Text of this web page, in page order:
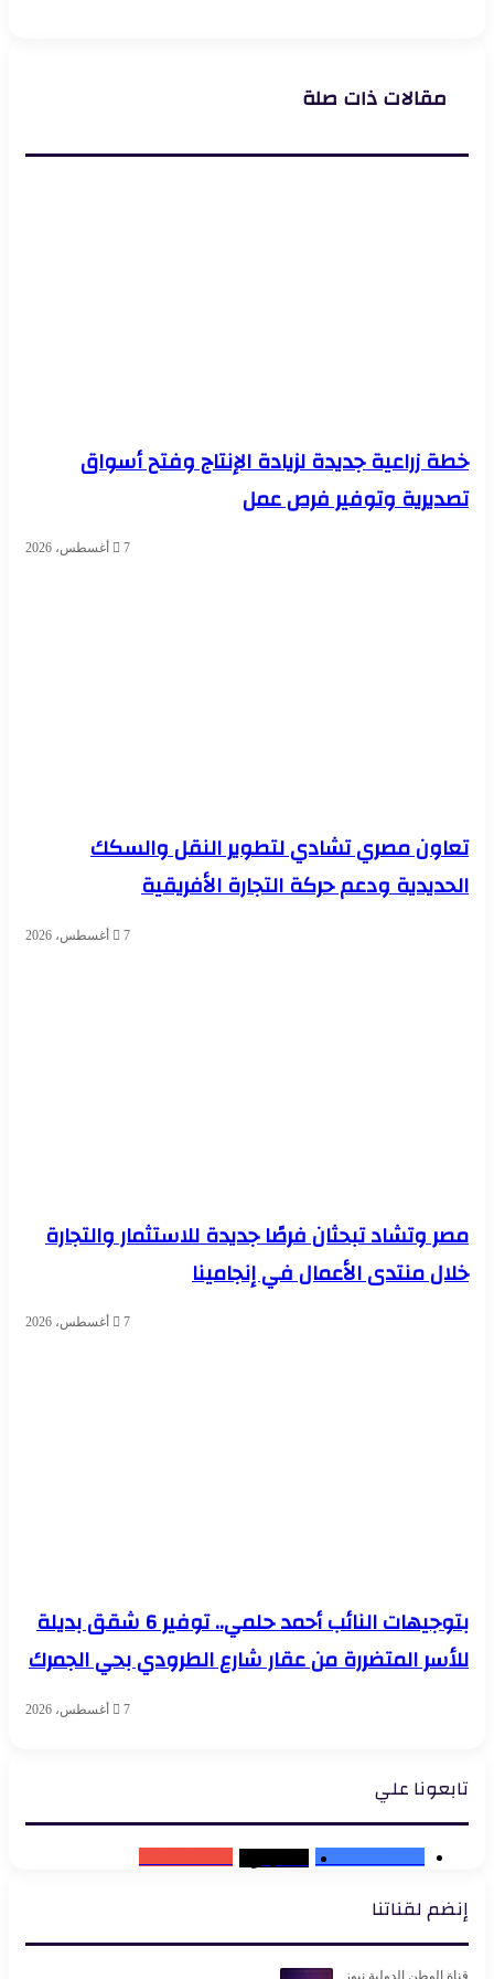
مقالات ذات صلة
خطة زراعية جديدة لزيادة الإنتاج وفتح أسواق
تصديرية وتوفير فرص عمل
7 أغسطس، 2026
تعاون مصري تشادي لتطوير النقل والسكك
الحديدية ودعم حركة التجارة الأفريقية
7 أغسطس، 2026
مصر وتشاد تبحثان فرصًا جديدة للاستثمار والتجارة
خلال منتدى الأعمال في إنجامينا
7 أغسطس، 2026
بتوجيهات النائب أحمد حلمي.. توفير 6 شقق بديلة
للأسر المتضررة من عقار شارع الطرودي بحي الجمرك
7 أغسطس، 2026
تابعونا علي
102K
إنضم لقناتنا